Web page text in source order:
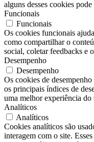
alguns desses cookies
Funcionais
Funcionais
Os cookies funcionais
como compartilhar o
social, coletar feedbacks e
Desempenho
Desempenho
Os cookies de
os principais índices de
uma melhor experiência do
Analíticos
Analíticos
Cookies analíticos são
interagem com o site.